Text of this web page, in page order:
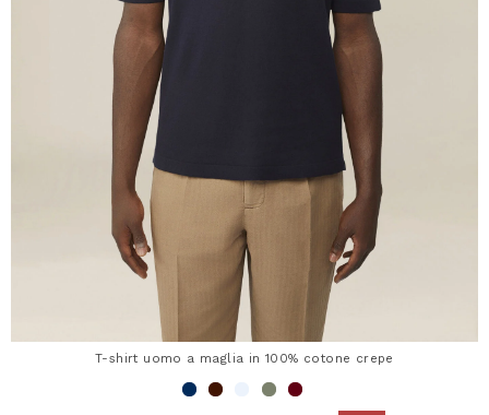
T-shirt uomo a maglia in 100% cotone crepe